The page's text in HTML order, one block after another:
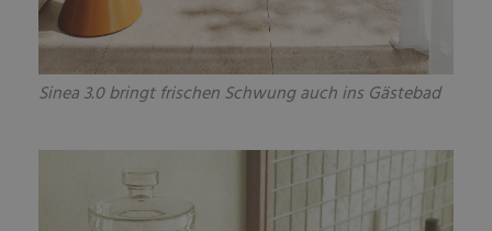
Sinea 3.0 bringt frischen Schwung auch ins Gästebad